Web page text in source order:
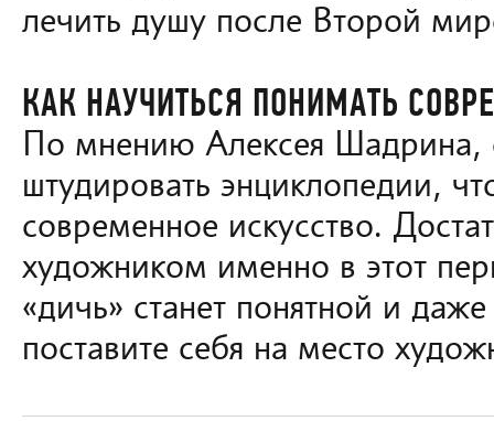
лечить душу после Второй
КАК НАУЧИТЬСЯ ПОНИМАТЬ
По мнению Алексея Шадрина,
штудировать энциклопедии,
современное искусство.
художником именно в этот
«дичь» станет понятной и
поставите себя на место